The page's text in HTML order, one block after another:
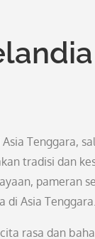
Tenggara,
tradisi dan
pameran
di Asia Tenggara.
rasa dan